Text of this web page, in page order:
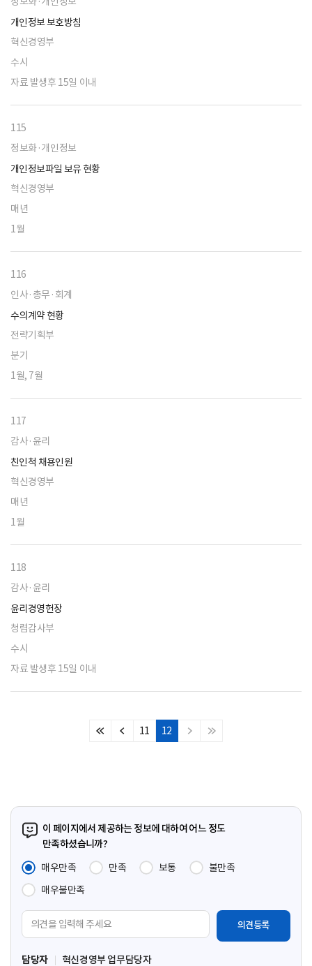
개인정보 보호방침
혁신경영부
수시
자료 발생후 15일 이내
115
정보화·개인정보
개인정보파일 보유 현황
혁신경영부
매년
1월
116
인사·총무·회계
수의계약 현황
전략기획부
분기
1월, 7월
117
감사·윤리
친인척 채용인원
혁신경영부
매년
1월
118
감사·윤리
윤리경영헌장
청렴감사부
수시
자료 발생후 15일 이내
처
이
11 12
다
마
이 페이지에서 제공하는 정보에 대하여 어느 정도
만족하셨습니까?
매우만족
만족 보통
불만족
매우불만족
견
입
담당자 혁신경영부 업무담당자